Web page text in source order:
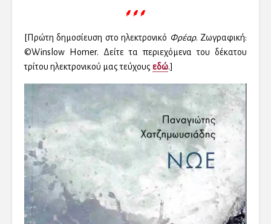
⸙⸙⸙
[Πρώτη δημοσίευση στο ηλεκτρονικό Φρέαρ. Ζωγραφική:
©Winslow Homer. Δείτε τα περιεχόμενα του δέκατου
τρίτου ηλεκτρονικού μας τεύχους εδώ.]